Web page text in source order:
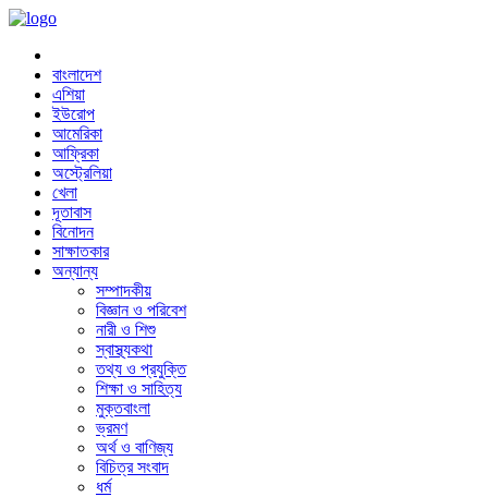
বাংলাদেশ
এশিয়া
ইউরোপ
আমেরিকা
আফ্রিকা
অস্ট্রেলিয়া
খেলা
দূতাবাস
বিনোদন
সাক্ষাতকার
অন্যান্য
সম্পাদকীয়
বিজ্ঞান ও পরিবেশ
নারী ও শিশু
স্বাস্থ্যকথা
তথ্য ও প্রযুক্তি
শিক্ষা ও সাহিত্য
মুক্তবাংলা
ভ্রমণ
অর্থ ও বাণিজ্য
বিচিত্র সংবাদ
ধর্ম